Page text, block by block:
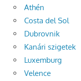
Athén
Costa del Sol
Dubrovnik
Kanári szigetek
Luxemburg
Velence